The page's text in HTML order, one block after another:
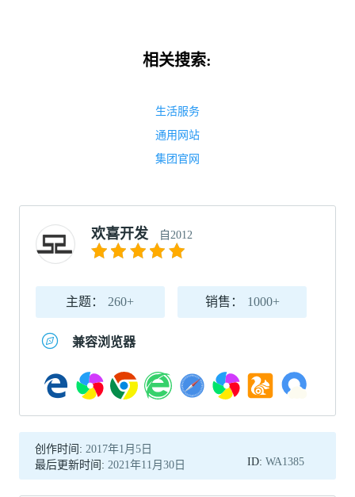
相关搜索:
生活服务
通用网站
集团官网
欢喜开发 自2012
主题： 260+ 销售： 1000+
兼容浏览器
创作时间: 2017年1月5日
最后更新时间: 2021年11月30日 ID:WA1385